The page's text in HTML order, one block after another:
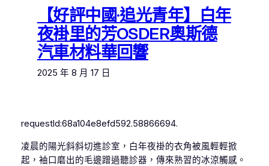
【好評中國·追光青年】白年
夜褂里的芳OSDER奧斯德
汽車材料華回響
2025 年 8 月 17 日
requestId:68a104e8efd592.58866694.
凌晨的陽光斜斜切進診室，白年夜褂的衣角被風輕輕掀
起，袖口磨出的毛邊蹭過聽診器，傳來熟習的冰涼觸感。